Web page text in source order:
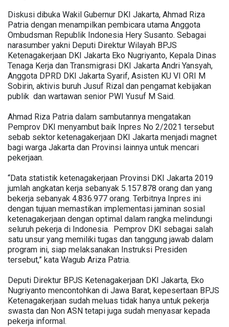
Diskusi dibuka Wakil Gubernur DKI Jakarta, Ahmad Riza
Patria dengan menampilkan pembicara utama Anggota
Ombudsman Republik Indonesia Hery Susanto. Sebagai
narasumber yakni Deputi Direktur Wilayah BPJS
Ketenagakerjaan DKI Jakarta Eko Nugriyanto, Kepala Dinas
Tenaga Kerja dan Transmigrasi DKI Jakarta Andri Yansyah,
Anggota DPRD DKI Jakarta Syarif, Asisten KU VI ORI M
Sobirin, aktivis buruh Jusuf Rizal dan pengamat kebijakan
publik dan wartawan senior PWI Yusuf M Said.
Ahmad Riza Patria dalam sambutannya mengatakan
Pemprov DKI menyambut baik Inpres No 2/2021 tersebut
sebab sektor ketenagakerjaan DKI Jakarta menjadi magnet
bagi warga Jakarta dan Provinsi lainnya untuk mencari
pekerjaan.
“Data statistik ketenagakerjaan Provinsi DKI Jakarta 2019
jumlah angkatan kerja sebanyak 5.157.878 orang dan yang
bekerja sebanyak 4.836.977 orang. Terbitnya Inpres ini
dengan tujuan memastikan implementasi jaminan sosial
ketenagakerjaan dengan optimal dalam rangka melindungi
seluruh pekerja di Indonesia. Pemprov DKI sebagai salah
satu unsur yang memiliki tugas dan tanggung jawab dalam
program ini, siap melaksanakan Instruksi Presiden
tersebut,” kata Wagub Ariza Patria.
Deputi Direktur BPJS Ketenagakerjaan DKI Jakarta, Eko
Nugriyanto mencontohkan di Jawa Barat, kepesertaan BPJS
Ketenagakerjaan sudah meluas tidak hanya untuk pekerja
swasta dan Non ASN tetapi juga sudah menyasar kepada
pekerja informal.